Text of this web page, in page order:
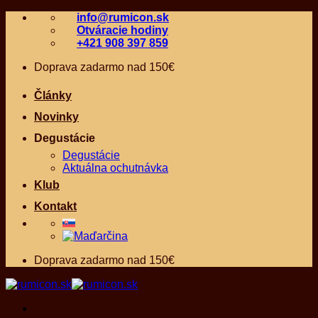
Skip
info@rumicon.sk
Otváracie hodiny
+421 908 397 859
Doprava zadarmo nad 150€
Články
Novinky
Degustácie
Degustácie
Aktuálna ochutnávka
Klub
Kontakt
Doprava zadarmo nad 150€